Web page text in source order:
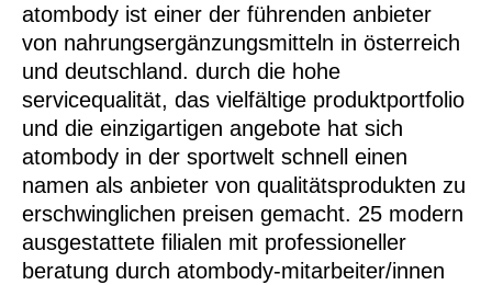
atombody ist einer der führenden anbieter
von nahrungsergänzungsmitteln in österreich
und deutschland. durch die hohe
servicequalität, das vielfältige produktportfolio
und die einzigartigen angebote hat sich
atombody in der sportwelt schnell einen
namen als anbieter von qualitätsprodukten zu
erschwinglichen preisen gemacht. 25 modern
ausgestattete filialen mit professioneller
beratung durch atombody-mitarbeiter/innen